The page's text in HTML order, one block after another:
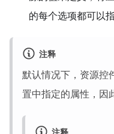
的每个选项都可以
注释
默认情况下，资源控
置中指定的属性，因
注释